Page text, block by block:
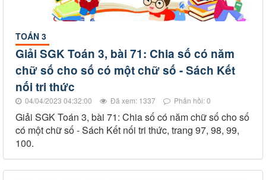
TOÁN 3
Giải SGK Toán 3, bài 71: Chia số có năm
chữ số cho số có một chữ số - Sách Kết
nối tri thức
04/04/2023 04:32:00 Đã xem: 1337 Phản hồi: 0
Giải SGK Toán 3, bài 71: Chia số có năm chữ số cho số
có một chữ số - Sách Kết nối tri thức, trang 97, 98, 99,
100.